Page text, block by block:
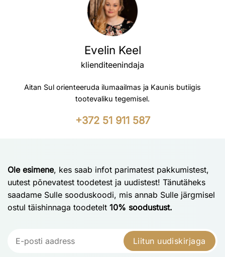
Evelin Keel
klienditeenindaja
Aitan Sul orienteeruda ilumaailmas ja Kaunis butiigis
tootevaliku tegemisel.
+372 51 911 587
Ole esimene, kes saab infot parimatest pakkumistest,
uutest põnevatest toodetest ja uudistest! Tänutäheks
saadame Sulle sooduskoodi, mis annab Sulle järgmisel
ostul täishinnaga toodetelt 10% soodustust.
Liitun uudiskirjaga